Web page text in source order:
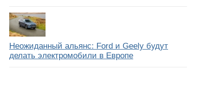
Неожиданный альянс: Ford и Geely будут
делать электромобили в Европе